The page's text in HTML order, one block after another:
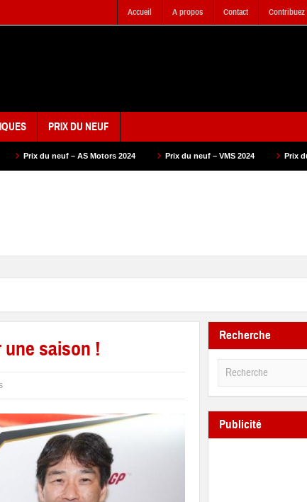
Accueil A propos Contact Contribuez
PRIX DU NEUF
Motors 2024 Prix du neuf – VMS 2024 Prix du neuf – Keeway 2023
saison !
Recherche
Publicité